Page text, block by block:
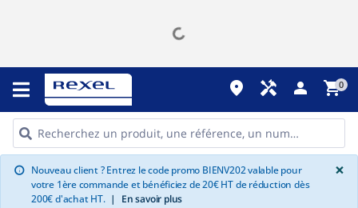
place handyman person shopping_cart0
info Nouveau client ? Entrez le code promo BIENV202 valable pour
votre 1ère commande et bénéficiez de 20€ HT de réduction dès
200€ d'achat HT. | En savoir plus
×